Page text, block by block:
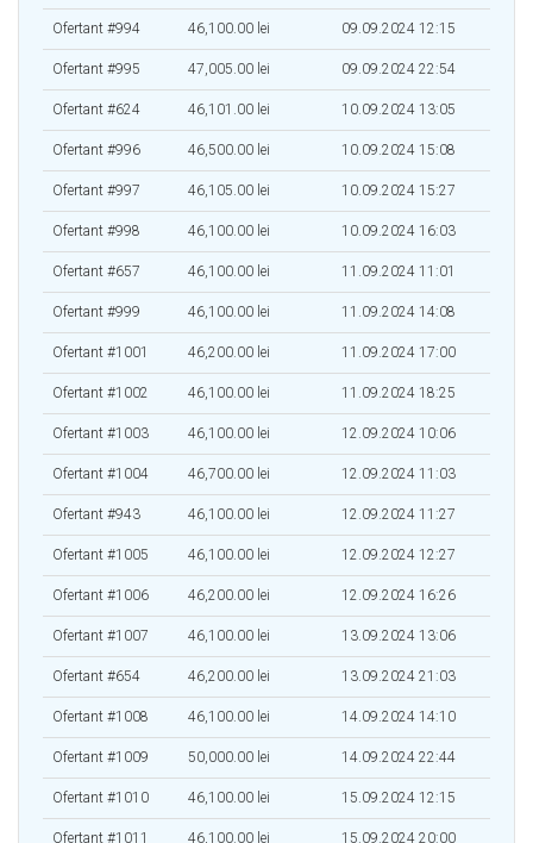
Ofertant #994 46,100.00 lei 09.09.2024 12:15
Ofertant #995 47,005.00 lei 09.09.2024 22:54
Ofertant #624 46,101.00 lei 10.09.2024 13:05
Ofertant #996 46,500.00 lei 10.09.2024 15:08
Ofertant #997 46,105.00 lei 10.09.2024 15:27
Ofertant #998 46,100.00 lei 10.09.2024 16:03
Ofertant #657 46,100.00 lei 11.09.2024 11:01
Ofertant #999 46,100.00 lei 11.09.2024 14:08
Ofertant #1001 46,200.00 lei 11.09.2024 17:00
Ofertant #1002 46,100.00 lei 11.09.2024 18:25
Ofertant #1003 46,100.00 lei 12.09.2024 10:06
Ofertant #1004 46,700.00 lei 12.09.2024 11:03
Ofertant #943 46,100.00 lei 12.09.2024 11:27
Ofertant #1005 46,100.00 lei 12.09.2024 12:27
Ofertant #1006 46,200.00 lei 12.09.2024 16:26
Ofertant #1007 46,100.00 lei 13.09.2024 13:06
Ofertant #654 46,200.00 lei 13.09.2024 21:03
Ofertant #1008 46,100.00 lei 14.09.2024 14:10
Ofertant #1009 50,000.00 lei 14.09.2024 22:44
Ofertant #1010 46,100.00 lei 15.09.2024 12:15
Ofertant #1011 46,100.00 lei 15.09.2024 20:00